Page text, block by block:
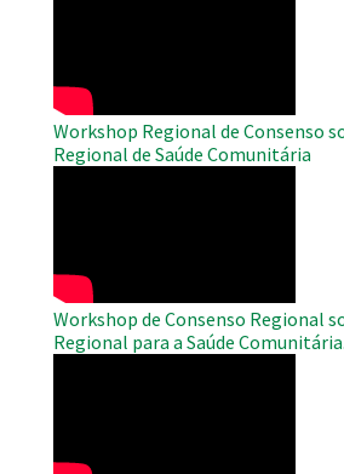
Workshop Regional de Consenso
Regional de Saúde Comunitária
Workshop de Consenso Regional
Regional para a Saúde Comunitária.